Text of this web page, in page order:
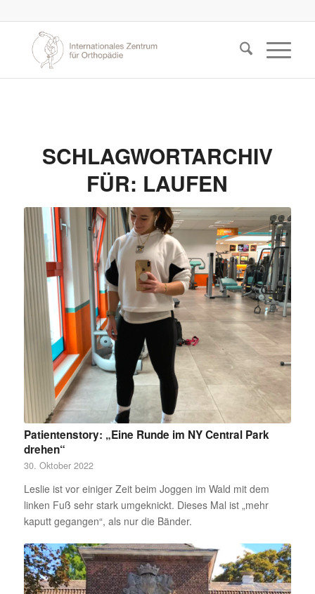
SCHLAGWORTARCHIV
FÜR: LAUFEN
Patientenstory: „Eine Runde im NY Central Park
drehen“
30. Oktober 2022
Leslie ist vor einiger Zeit beim Joggen im Wald mit dem
linken Fuß sehr stark umgeknickt. Dieses Mal ist „mehr
kaputt gegangen“, als nur die Bänder.